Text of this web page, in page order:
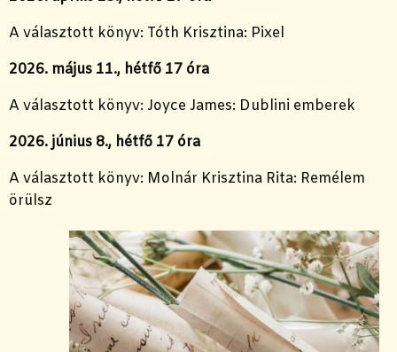
A választott könyv: Tóth Krisztina: Pixel
2026. május 11., hétfő 17 óra
A választott könyv: Joyce James: Dublini emberek
2026. június 8., hétfő 17 óra
A választott könyv: Molnár Krisztina Rita: Remélem
örülsz